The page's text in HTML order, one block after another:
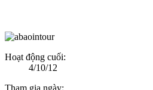
Hoạt động cuối:
4/10/12
Tham gia ngày: